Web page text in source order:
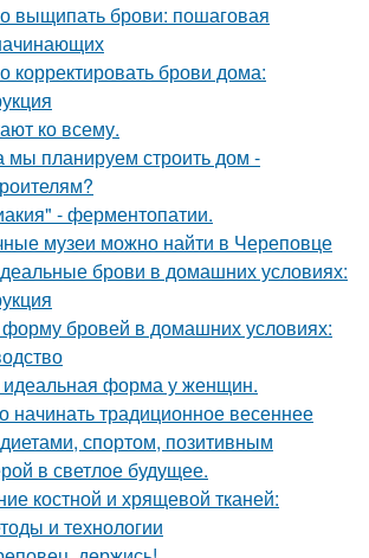
выщипать брови: пошаговая
корректировать брови дома:
ко всему.
мы планируем строить дом -
- ферментопатии.
музеи можно найти в Череповце
брови в домашних условиях:
форму бровей в домашних условиях:
идеальная форма у женщин.
начинать традиционное весеннее
спортом, позитивным
в светлое будущее.
костной и хрящевой тканей:
и технологии